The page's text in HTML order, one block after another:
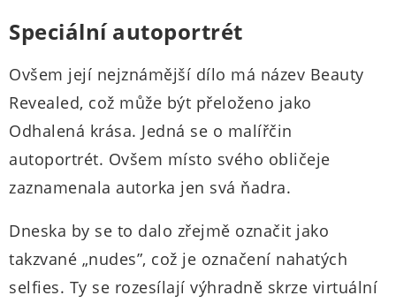
Speciální autoportrét
Ovšem její nejznámější dílo má název Beauty
Revealed, což může být přeloženo jako
Odhalená krása. Jedná se o malířčin
autoportrét. Ovšem místo svého obličeje
zaznamenala autorka jen svá ňadra.
Dneska by se to dalo zřejmě označit jako
takzvané „nudes”, což je označení nahatých
selfies. Ty se rozesílají výhradně skrze virtuální